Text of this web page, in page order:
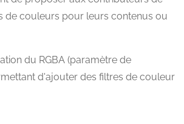
de couleurs pour leurs contenus ou
du RGBA (paramètre de
d'ajouter des filtres de couleur